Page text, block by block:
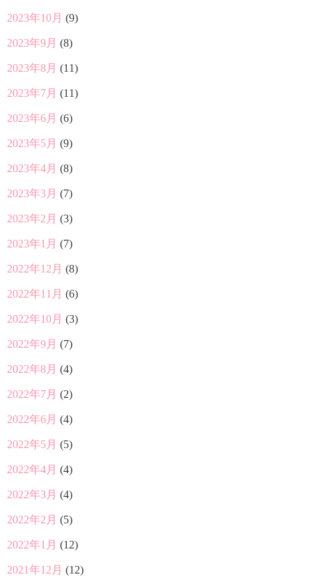
2023年10月 (9)
2023年9月 (8)
2023年8月 (11)
2023年7月 (11)
2023年6月 (6)
2023年5月 (9)
2023年4月 (8)
2023年3月 (7)
2023年2月 (3)
2023年1月 (7)
2022年12月 (8)
2022年11月 (6)
2022年10月 (3)
2022年9月 (7)
2022年8月 (4)
2022年7月 (2)
2022年6月 (4)
2022年5月 (5)
2022年4月 (4)
2022年3月 (4)
2022年2月 (5)
2022年1月 (12)
2021年12月 (12)